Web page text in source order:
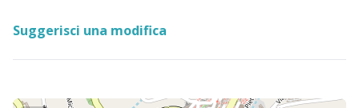
Suggerisci una modifica